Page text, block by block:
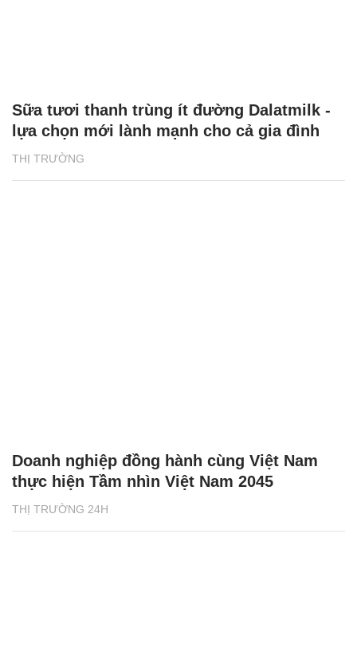
THỊ TRƯỜNG
Sữa tươi thanh trùng ít đường Dalatmilk -
lựa chọn mới lành mạnh cho cả gia đình
THỊ TRƯỜNG 24H
Doanh nghiệp đồng hành cùng Việt Nam
thực hiện Tầm nhìn Việt Nam 2045